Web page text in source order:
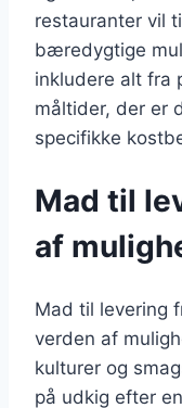
restauranter vil
bæredygtige
inkludere alt fra
måltider, der er
specifikke
Mad til
af
Mad til levering
verden af
kulturer og
på udkig efter